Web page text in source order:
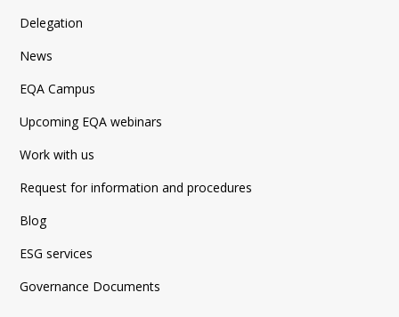
Delegation
News
EQA Campus
Upcoming EQA webinars
Work with us
Request for information and procedures
Blog
ESG services
Governance Documents